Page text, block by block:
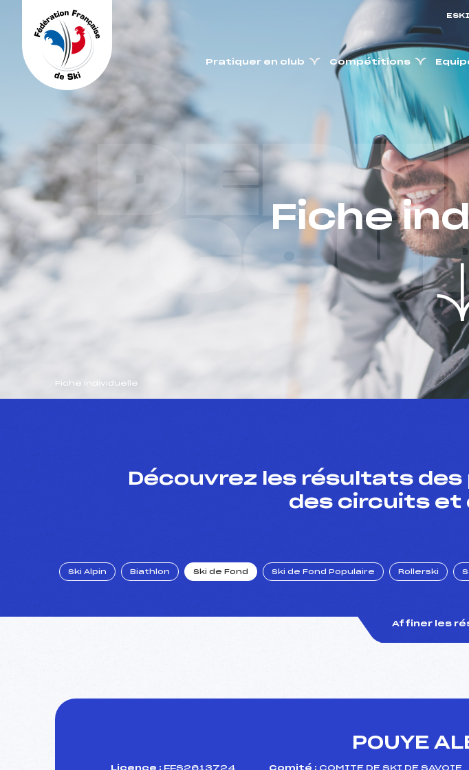
Pratiquer en club Compétitions
Fiche
Fiche individuelle
Découvrez les résultats
des circuits et
Ski Alpin Biathlon Ski de Fond Ski de Fond Populaire Rollerski
Affiner les
POUYE
Licence : FFS2613724 Comité : COMITE DE SKI DE SAVOIE